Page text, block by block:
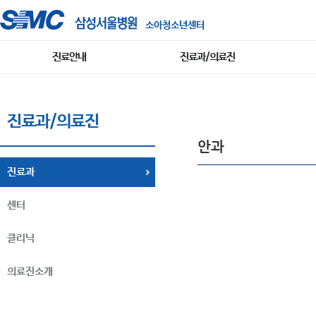
소아청소년센터
진료안내 진료과/의료진
진료과/의료진
진료과
센터
클리닉
의료진소개
안과